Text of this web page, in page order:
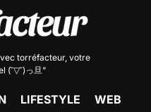
torréfacteur, votre
(˘▽˘)っ旦"
LIFESTYLE WEB